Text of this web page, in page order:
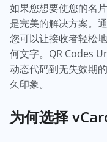
如果您想要使您的名
是完美的解决方案。
您可以让接收者轻松
何文字。QR Codes
动态代码到无失效期
久印象。
为何选择